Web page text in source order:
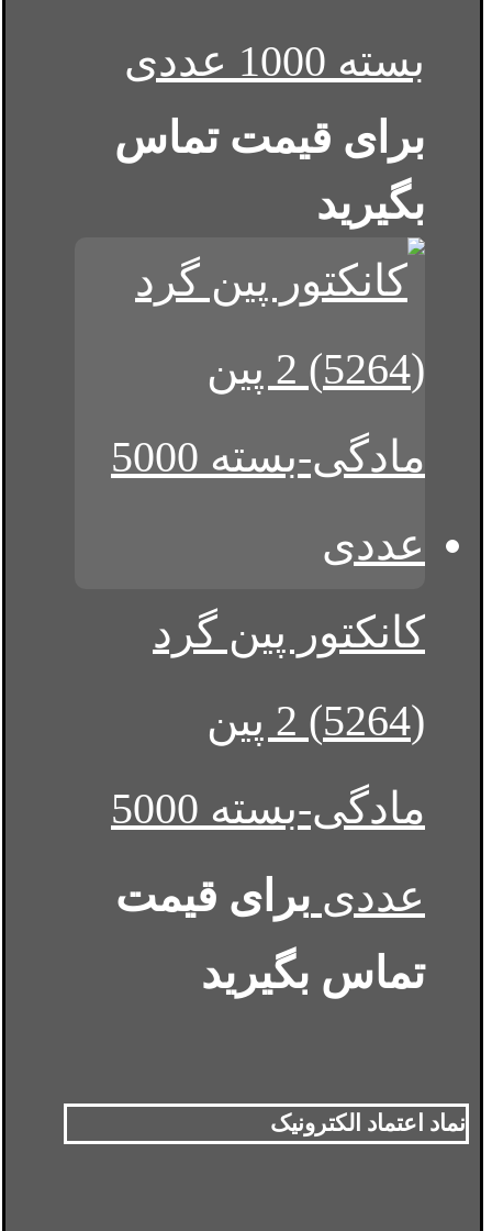
بسته 1000 عددی
برای قیمت تماس
بگیرید
کانکتور پین گرد
(5264) 2 پین
مادگی-بسته 5000
عددی برای قیمت
تماس بگیرید
نماد اعتماد الکترونیک